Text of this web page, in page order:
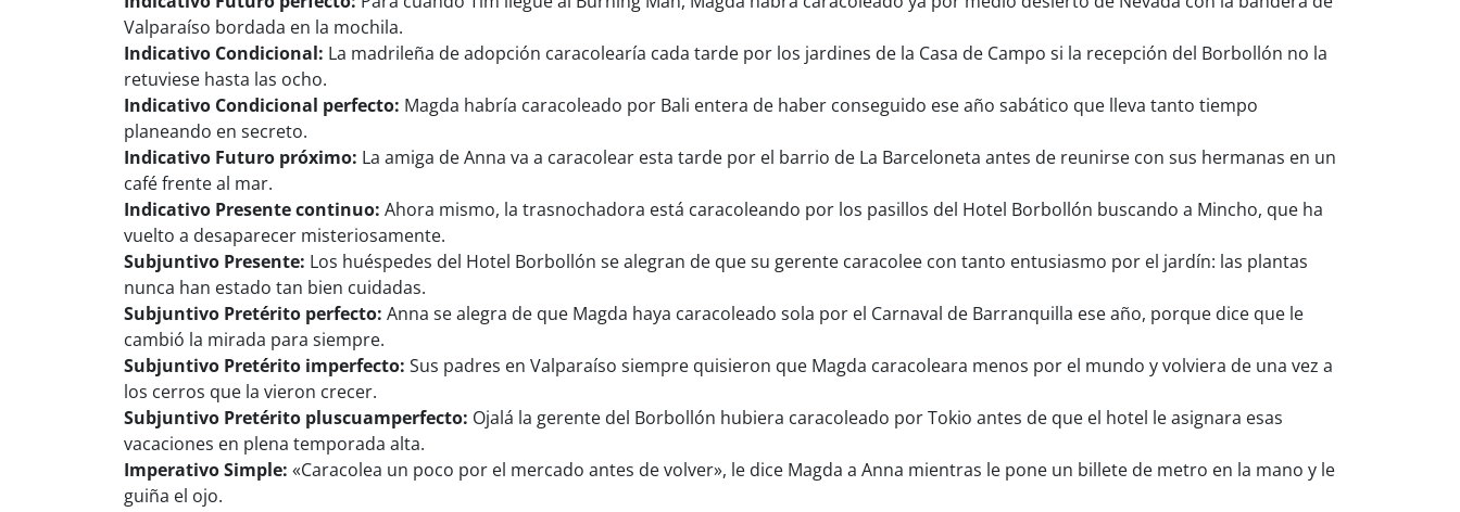
Valparaíso bordada en la mochila.
Indicativo Condicional: La madrileña de adopción caracolearía cada tarde por los jardines de la Casa de Campo si la recepción del Borbollón no la
retuviese hasta las ocho.
Indicativo Condicional perfecto: Magda habría caracoleado por Bali entera de haber conseguido ese año sabático que lleva tanto tiempo
planeando en secreto.
Indicativo Futuro próximo: La amiga de Anna va a caracolear esta tarde por el barrio de La Barceloneta antes de reunirse con sus hermanas en un
café frente al mar.
Indicativo Presente continuo: Ahora mismo, la trasnochadora está caracoleando por los pasillos del Hotel Borbollón buscando a Mincho, que ha
vuelto a desaparecer misteriosamente.
Subjuntivo Presente: Los huéspedes del Hotel Borbollón se alegran de que su gerente caracolee con tanto entusiasmo por el jardín: las plantas
nunca han estado tan bien cuidadas.
Subjuntivo Pretérito perfecto: Anna se alegra de que Magda haya caracoleado sola por el Carnaval de Barranquilla ese año, porque dice que le
cambió la mirada para siempre.
Subjuntivo Pretérito imperfecto: Sus padres en Valparaíso siempre quisieron que Magda caracoleara menos por el mundo y volviera de una vez a
los cerros que la vieron crecer.
Subjuntivo Pretérito pluscuamperfecto: Ojalá la gerente del Borbollón hubiera caracoleado por Tokio antes de que el hotel le asignara esas
vacaciones en plena temporada alta.
Imperativo Simple: «Caracolea un poco por el mercado antes de volver», le dice Magda a Anna mientras le pone un billete de metro en la mano y le
guiña el ojo.